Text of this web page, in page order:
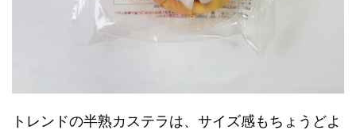
トレンドの半熟カステラは、サイズ感もちょうどよ